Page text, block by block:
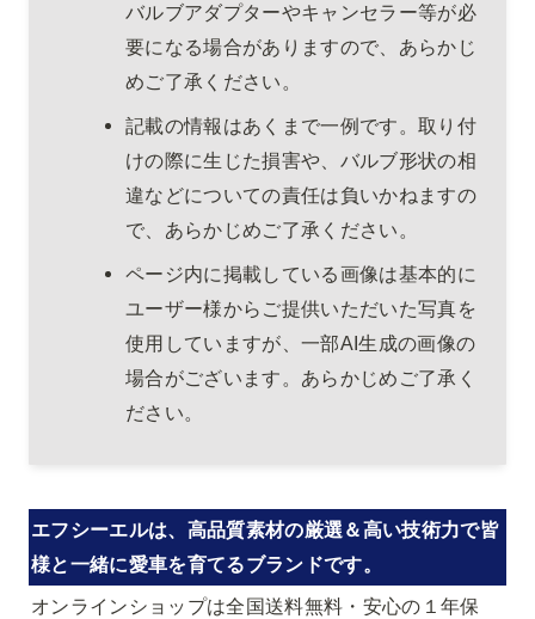
バルブアダプターやキャンセラー等が必
要になる場合がありますので、あらかじ
めご了承ください。
記載の情報はあくまで一例です。取り付
けの際に生じた損害や、バルブ形状の相
違などについての責任は負いかねますの
で、あらかじめご了承ください。
ページ内に掲載している画像は基本的に
ユーザー様からご提供いただいた写真を
使用していますが、一部AI生成の画像の
場合がございます。あらかじめご了承く
ださい。
エフシーエルは、高品質素材の厳選＆高い技術力で皆
様と一緒に愛車を育てるブランドです。
オンラインショップは全国送料無料・安心の１年保